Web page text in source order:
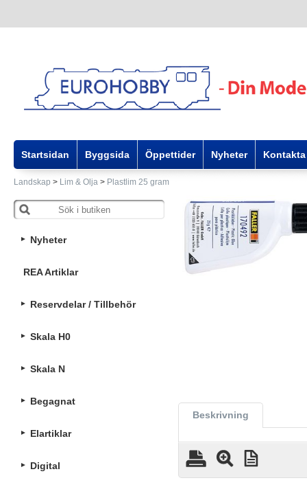
Startsidan Byggsida Öppettider Nyheter
Landskap > Lim & Olja > Plastlim 25 gram
Nyheter
REA Artiklar
Reservdelar / Tillbehör
Skala H0
Skala N
Begagnat
Elartiklar
Digital
Beskrivning